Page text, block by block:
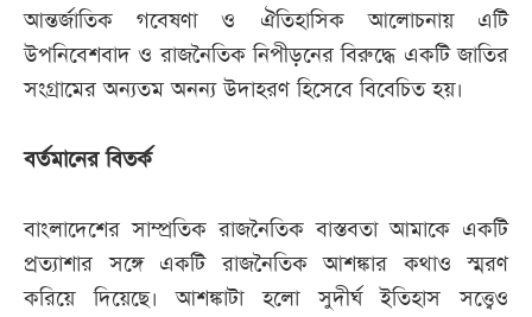
আন্তর্জাতিক গবেষণা ও ঐতিহাসিক আলোচনায় এটি
উপনিবেশবাদ ও রাজনৈতিক নিপীড়নের বিরুদ্ধে একটি জাতির
সংগ্রামের অন্যতম অনন্য উদাহরণ হিসেবে বিবেচিত হয়।
বর্তমানের বিতর্ক
বাংলাদেশের সাম্প্রতিক রাজনৈতিক বাস্তবতা আমাকে একটি
প্রত্যাশার সঙ্গে একটি রাজনৈতিক আশঙ্কার কথাও স্মরণ
করিয়ে দিয়েছে। আশঙ্কাটা হলো সুদীর্ঘ ইতিহাস সত্ত্বেও